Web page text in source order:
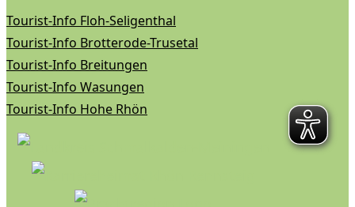
Tourist-Info Floh-Seligenthal
Tourist-Info Brotterode-Trusetal
Tourist-Info Breitungen
Tourist-Info Wasungen
Tourist-Info Hohe Rhön